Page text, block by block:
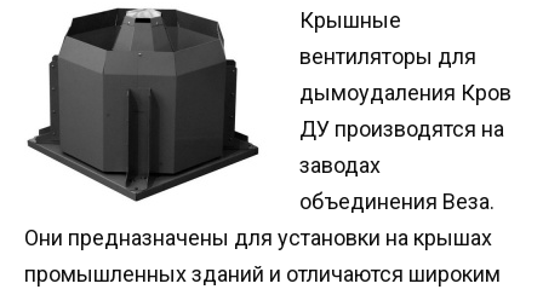
Крышные
вентиляторы для
дымоудаления Кров
ДУ производятся на
заводах
объединения Веза.
Они предназначены для установки на крышах
промышленных зданий и отличаются широким